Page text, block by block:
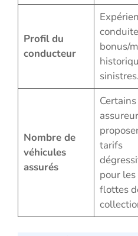
Profil du
conducteur
bonus/
sinistres.
Nombre de
véhicules
assurés
Certains
tarifs
pour les
flottes